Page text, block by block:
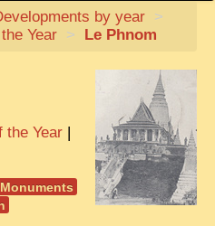
by year >
Year > Le Phnom
the Year |
Monuments